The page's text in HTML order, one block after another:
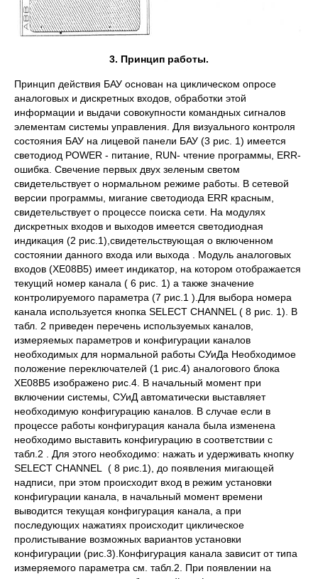
3. Принцип работы.
Принцип действия БАУ основан на циклическом опросе
аналоговых и дискретных входов, обработки этой
информации и выдачи совокупности командных сигналов
элементам системы управления. Для визуального контроля
состояния БАУ на лицевой панели БАУ (3 рис. 1) имеется
светодиод РОWER - питание, RUN- чтение программы, ЕRR-
ошибка. Свечение первых двух зеленым светом
свидетельствует о нормальном режиме работы. В сетевой
версии программы, мигание светодиода ЕRR красным,
свидетельствует о процессе поиска сети. На модулях
дискретных входов и выходов имеется светодиодная
индикация (2 рис.1),свидетельствующая о включенном
состоянии данного входа или выхода . Модуль аналоговых
входов (ХЕ08В5) имеет индикатор, на котором отображается
текущий номер канала ( 6 рис. 1) а также значение
контролируемого параметра (7 рис.1 ).Для выбора номера
канала используется кнопка SELECT CHANNEL ( 8 рис. 1). В
табл. 2 приведен перечень используемых каналов,
измеряемых параметров и конфигурации каналов
необходимых для нормальной работы СУиДа Необходимое
положение переключателей (1 рис.4) аналогового блока
ХЕ08В5 изображено рис.4. В начальный момент при
включении системы, СУиД автоматически выставляет
необходимую конфигурацию каналов. В случае если в
процессе работы конфигурация канала была изменена
необходимо выставить конфигурацию в соответствии с
табл.2 . Для этого необходимо: нажать и удерживать кнопку
SELECT CHANNEL ( 8 рис.1), до появления мигающей
надписи, при этом происходит вход в режим установки
конфигурации канала, в начальный момент времени
выводится текущая конфигурация канала, а при
последующих нажатиях происходит циклическое
пролистывание возможных вариантов установки
конфигурации (рис.3).Конфигурация канала зависит от типа
измеряемого параметра см. табл.2. При появлении на